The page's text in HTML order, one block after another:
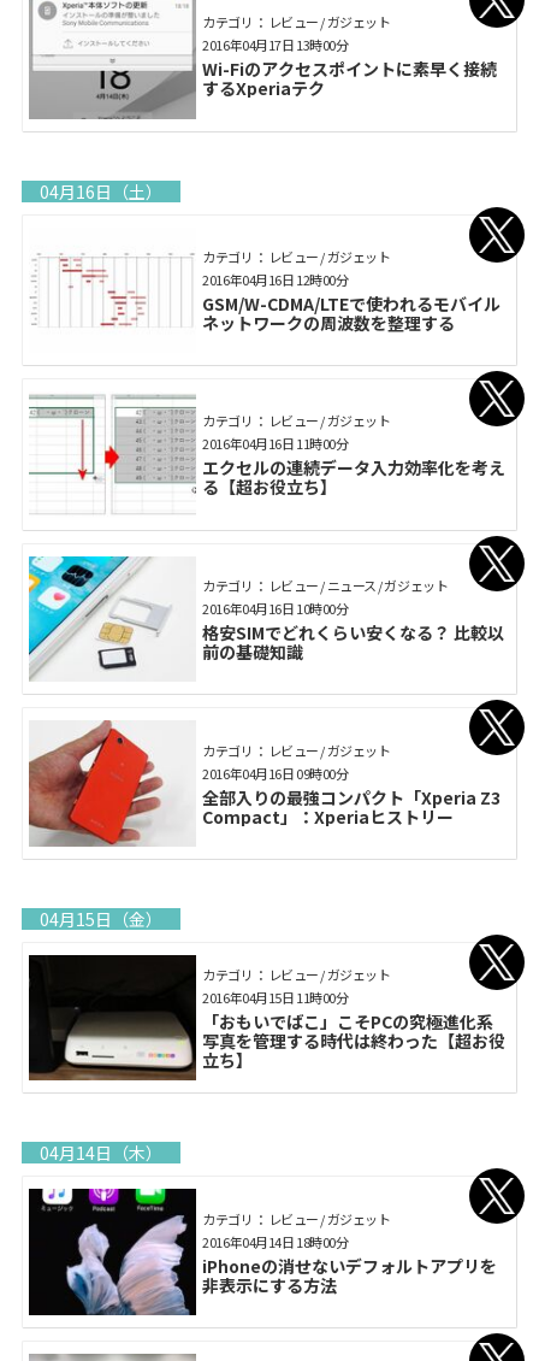
カテゴリ： レビュー / ガジェット
Wi-Fiのアクセスポイントに素早く接続
するXperiaテク
2016年04月17日 13時00分
04月16日（土）
カテゴリ： レビュー / ガジェット
GSM/W-CDMA/LTEで使われるモバイル
ネットワークの周波数を整理する
2016年04月16日 12時00分
カテゴリ： レビュー / ガジェット
エクセルの連続データ入力効率化を考え
る【超お役立ち】
2016年04月16日 11時00分
カテゴリ： レビュー / ニュース / ガジェット
格安SIMでどれくらい安くなる？ 比較以
前の基礎知識
2016年04月16日 10時00分
カテゴリ： レビュー / ガジェット
全部入りの最強コンパクト「Xperia Z3
Compact」：Xperiaヒストリー
2016年04月16日 09時00分
04月15日（金）
カテゴリ： レビュー / ガジェット
「おもいでばこ」こそPCの究極進化系
写真を管理する時代は終わった【超お役
立ち】
2016年04月15日 11時00分
04月14日（木）
カテゴリ： レビュー / ガジェット
iPhoneの消せないデフォルトアプリを
非表示にする方法
2016年04月14日 18時00分